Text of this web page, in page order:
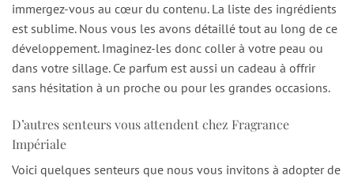
immergez-vous au cœur du contenu. La liste des ingrédients
est sublime. Nous vous les avons détaillé tout au long de ce
développement. Imaginez-les donc coller à votre peau ou
dans votre sillage. Ce parfum est aussi un cadeau à offrir
sans hésitation à un proche ou pour les grandes occasions.
D’autres senteurs vous attendent chez Fragrance
Impériale
Voici quelques senteurs que nous vous invitons à adopter de